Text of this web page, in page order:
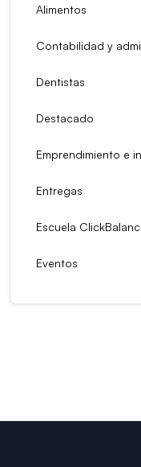
Alimentos
Contabilidad y
Dentistas
Destacado
Emprendimiento e
Entregas
Escuela
Eventos